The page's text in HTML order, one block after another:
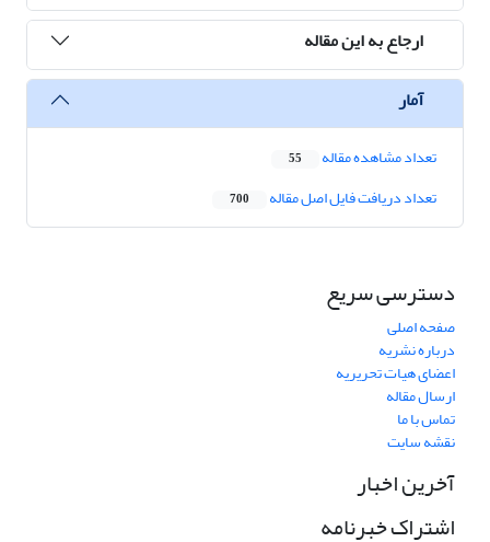
ارجاع به این مقاله
آمار
تعداد مشاهده مقاله 55
تعداد دریافت فایل اصل مقاله 700
دسترسی سریع
صفحه اصلی
درباره نشریه
اعضای هیات تحریریه
ارسال مقاله
تماس با ما
نقشه سایت
آخرین اخبار
اشتراک خبرنامه